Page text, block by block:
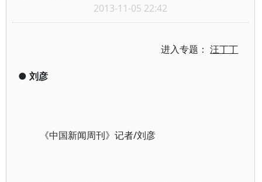
2013-11-05 22:42
进入专题：汪丁丁
● 刘彦
《中国新闻周刊》记者/刘彦